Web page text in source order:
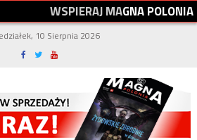
WSPIERAJMAGNAPOLONIA
10 Sierpnia 2026